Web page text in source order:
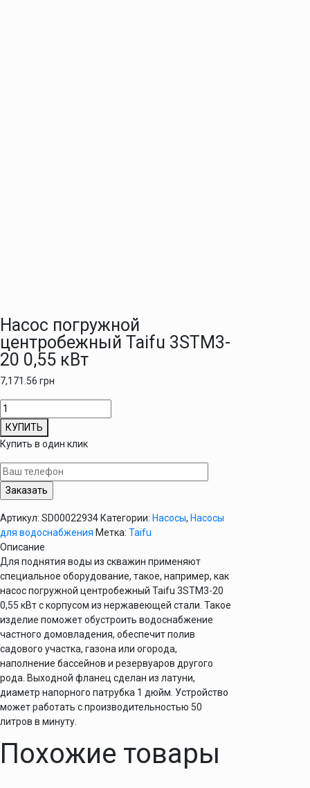
Насос погружной
центробежный Taifu 3STM3-
20 0,55 кВт
7,171.56 грн
Количество
товара
Насос
погружной
центробежный
Taifu
3STM3-
0,55
кВт
КУПИТЬ
Купить в один клик
Артикул: SD00022934 Категории: Насосы, Насосы
для водоснабжения Метка: Taifu
Описание
Для поднятия воды из скважин применяют
специальное оборудование, такое, например, как
насос погружной центробежный Taifu 3STM3-20
0,55 кВт с корпусом из нержавеющей стали. Такое
изделие поможет обустроить водоснабжение
частного домовладения, обеспечит полив
садового участка, газона или огорода,
наполнение бассейнов и резервуаров другого
рода. Выходной фланец сделан из латуни,
диаметр напорного патрубка 1 дюйм. Устройство
может работать с производительностью 50
литров в минуту.
Похожие товары